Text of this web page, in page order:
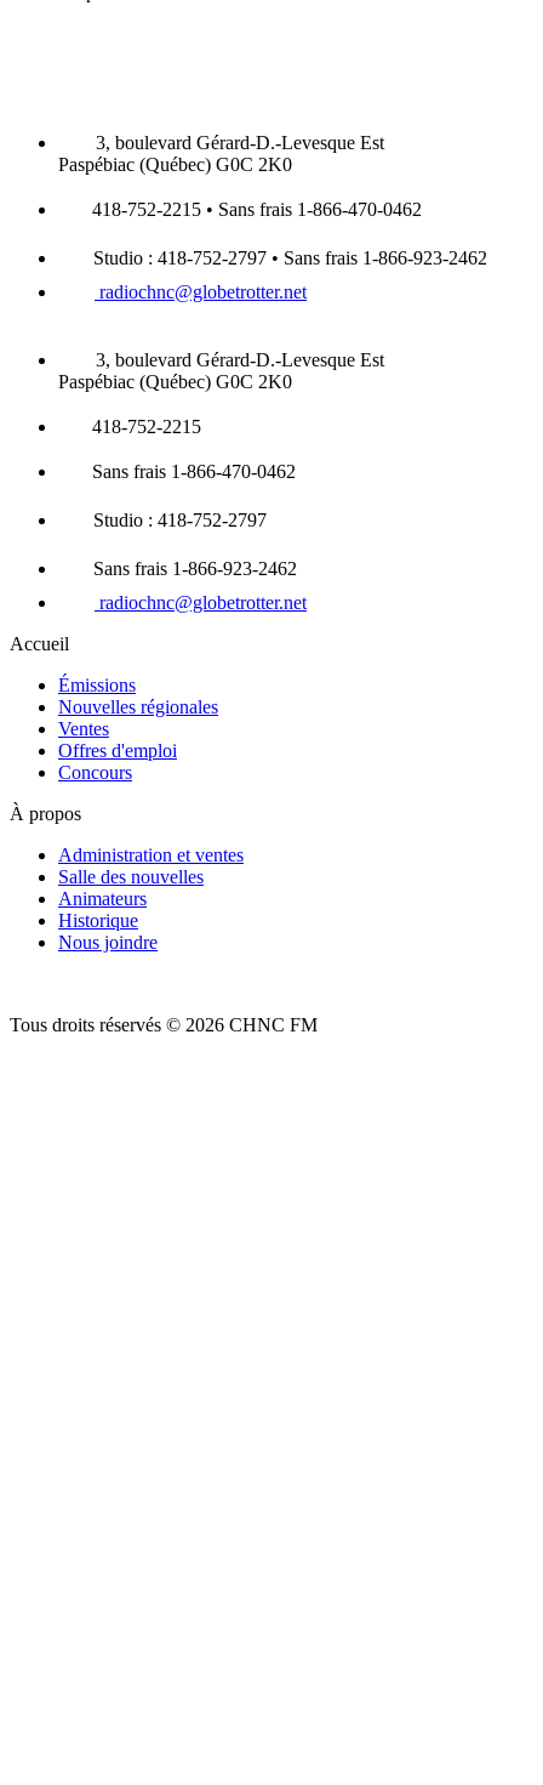
3, boulevard Gérard-D.-Levesque Est
Paspébiac (Québec) G0C 2K0
418-752-2215 • Sans frais 1-866-470-0462
Studio : 418-752-2797 • Sans frais 1-866-923-2462
radiochnc@globetrotter.net
3, boulevard Gérard-D.-Levesque Est
Paspébiac (Québec) G0C 2K0
418-752-2215
Sans frais 1-866-470-0462
Studio : 418-752-2797
Sans frais 1-866-923-2462
radiochnc@globetrotter.net
Accueil
Émissions
Nouvelles régionales
Ventes
Offres d'emploi
Concours
À propos
Administration et ventes
Salle des nouvelles
Animateurs
Historique
Nous joindre
Tous droits réservés © 2026 CHNC FM